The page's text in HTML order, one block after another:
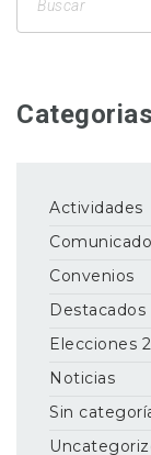
Categorias
Actividades
Convenios
Destacados
Elecciones
Noticias
Sin